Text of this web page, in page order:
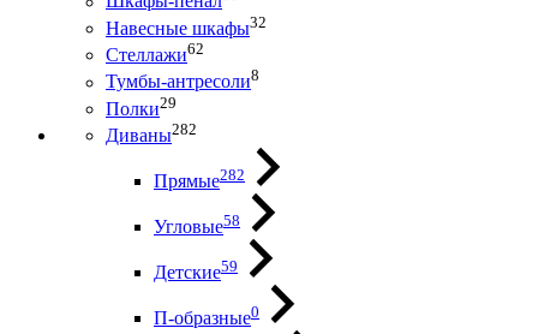
Навесные шкафы32
Стеллажи62
Тумбы-антресоли8
Полки29
Диваны282
Прямые282
Угловые58
Детские59
П-образные0